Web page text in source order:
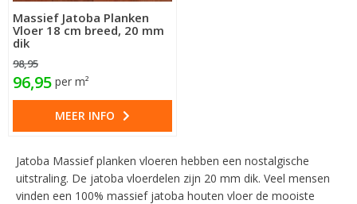
Massief Jatoba Planken
Vloer 18 cm breed, 20 mm
dik
98,95
96,95 per m²
MEER INFO
Jatoba Massief planken vloeren hebben een nostalgische
uitstraling. De jatoba vloerdelen zijn 20 mm dik. Veel mensen
vinden een 100% massief jatoba houten vloer de mooiste